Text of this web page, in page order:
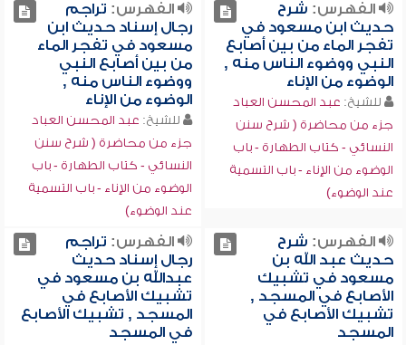
الفهرس: شرح
حديث ابن مسعود في
تفجر الماء من بين أصابع
النبي ووضوء الناس منه ,
الوضوء من الإناء
للشيخ: عبد المحسن العباد
جزء من محاضرة ( شرح سنن
النسائي - كتاب الطهارة - باب
الوضوء من الإناء - باب التسمية
عند الوضوء)
الفهرس: تراجم
رجال إسناد حديث ابن
مسعود في تفجر الماء
من بين أصابع النبي
ووضوء الناس منه ,
الوضوء من الإناء
للشيخ: عبد المحسن العباد
جزء من محاضرة ( شرح سنن
النسائي - كتاب الطهارة - باب
الوضوء من الإناء - باب التسمية
عند الوضوء)
الفهرس: شرح
حديث عبد الله بن
مسعود في تشبيك
الأصابع في المسجد ,
تشبيك الأصابع في
المسجد
الفهرس: تراجم
رجال إسناد حديث
عبدالله بن مسعود في
تشبيك الأصابع في
المسجد , تشبيك الأصابع
في المسجد